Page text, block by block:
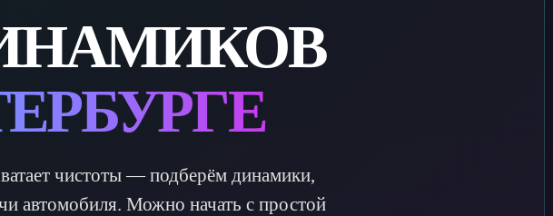
чистоты — подберём динамики,
автомобиля. Можно начать с простой